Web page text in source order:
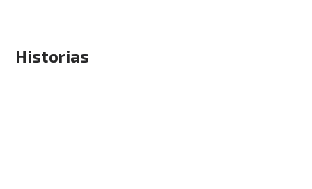
Historias